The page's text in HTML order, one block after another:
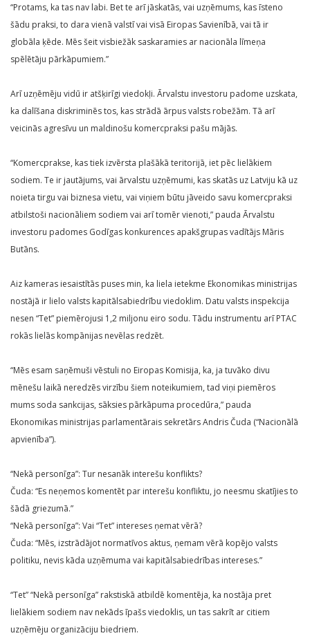
“Protams, ka tas nav labi. Bet te arī jāskatās, vai uzņēmums, kas īsteno
šādu praksi, to dara vienā valstī vai visā Eiropas Savienībā, vai tā ir
globāla ķēde. Mēs šeit visbiežāk saskaramies ar nacionāla līmeņa
spēlētāju pārkāpumiem.”
Arī uzņēmēju vidū ir atšķirīgi viedokļi. Ārvalstu investoru padome uzskata,
ka dalīšana diskriminēs tos, kas strādā ārpus valsts robežām. Tā arī
veicinās agresīvu un maldinošu komercpraksi pašu mājās.
“Komercprakse, kas tiek izvērsta plašākā teritorijā, iet pēc lielākiem
sodiem. Te ir jautājums, vai ārvalstu uzņēmumi, kas skatās uz Latviju kā uz
noieta tirgu vai biznesa vietu, vai viņiem būtu jāveido savu komercpraksi
atbilstoši nacionāliem sodiem vai arī tomēr vienoti,” pauda Ārvalstu
investoru padomes Godīgas konkurences apakšgrupas vadītājs Māris
Butāns.
Aiz kameras iesaistītās puses min, ka liela ietekme Ekonomikas ministrijas
nostājā ir lielo valsts kapitālsabiedrību viedoklim. Datu valsts inspekcija
nesen “Tet” piemērojusi 1,2 miljonu eiro sodu. Tādu instrumentu arī PTAC
rokās lielās kompānijas nevēlas redzēt.
“Mēs esam saņēmuši vēstuli no Eiropas Komisija, ka, ja tuvāko divu
mēnešu laikā neredzēs virzību šiem noteikumiem, tad viņi piemēros
mums soda sankcijas, sāksies pārkāpuma procedūra,” pauda
Ekonomikas ministrijas parlamentārais sekretārs Andris Čuda (“Nacionālā
apvienība”).
“Nekā personīga”: Tur nesanāk interešu konflikts?
Čuda: “Es neņemos komentēt par interešu konfliktu, jo neesmu skatījies to
šādā griezumā.”
“Nekā personīga”: Vai “Tet” intereses ņemat vērā?
Čuda: “Mēs, izstrādājot normatīvos aktus, ņemam vērā kopējo valsts
politiku, nevis kāda uzņēmuma vai kapitālsabiedrības intereses.”
“Tet” “Nekā personīga” rakstiskā atbildē komentēja, ka nostāja pret
lielākiem sodiem nav nekāds īpašs viedoklis, un tas sakrīt ar citiem
uzņēmēju organizāciju biedriem.